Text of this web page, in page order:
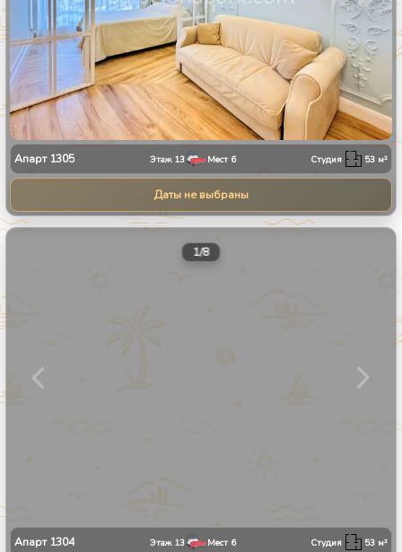
Апарт 1305 Этаж 13 Мест 6 Студия 53 м²
Даты не выбраны
1/8
Апарт 1304 Этаж 13 Мест 6 Студия 53 м²